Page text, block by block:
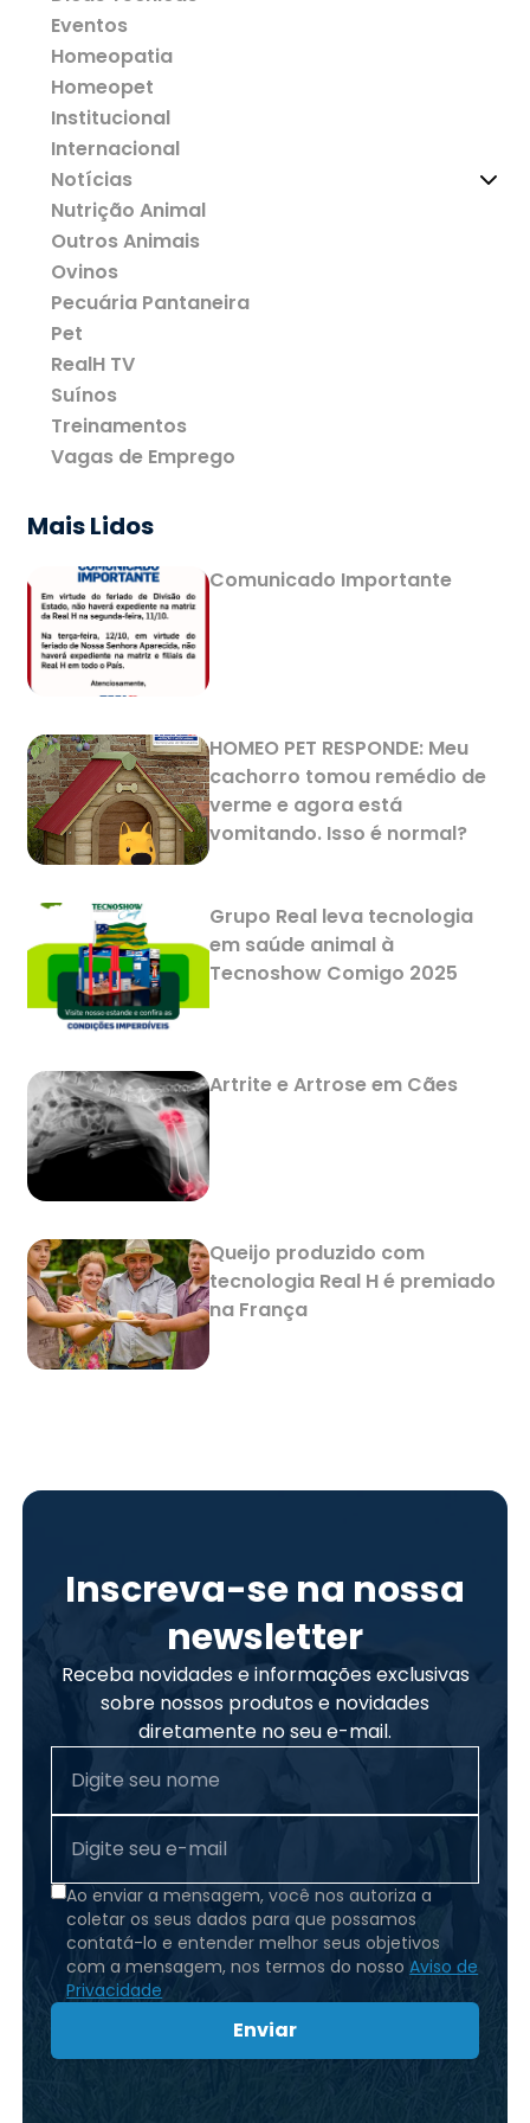
Eventos
Homeopatia
Homeopet
Institucional
Internacional
Notícias
Nutrição Animal
Outros Animais
Ovinos
Pecuária Pantaneira
Pet
RealH TV
Suínos
Treinamentos
Vagas de Emprego
Mais Lidos
Comunicado Importante
HOMEO PET RESPONDE: Meu
cachorro tomou remédio de
verme e agora está
vomitando. Isso é normal?
Grupo Real leva tecnologia
em saúde animal à
Tecnoshow Comigo 2025
Artrite e Artrose em Cães
Queijo produzido com
tecnologia Real H é premiado
na França
Inscreva-se na nossa
newsletter
Receba novidades e informações exclusivas
sobre nossos produtos e novidades
diretamente no seu e-mail.
Ao enviar a mensagem, você nos autoriza a
coletar os seus dados para que possamos
contatá-lo e entender melhor seus objetivos
com a mensagem, nos termos do nossoAviso de
Privacidade
Enviar